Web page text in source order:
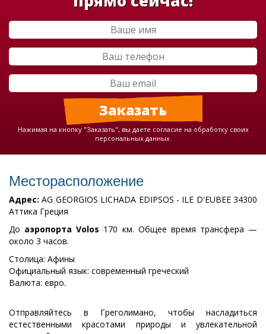
Нажимая на кнопку "Заказать", вы даете согласие на обработку своих
персональных данных.
Месторасположение
Адрес: AG GEORGIOS LICHADA EDIPSOS - ILE D'EUBEE 34300
Аттика Греция
До аэропорта Volos 170 км. Общее время трансфера —
около 3 часов.
Столица: Афины
Официальный язык: современный греческий
Валюта: евро.
Отправляйтесь в Греголимано, чтобы насладиться
естественными красотами природы и увлекательной